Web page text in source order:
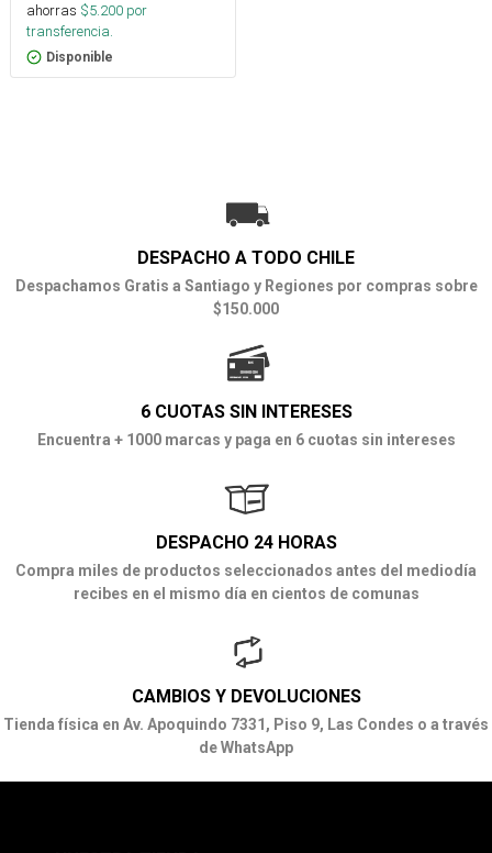
ahorras $5.200 por
transferencia.
Disponible
DESPACHO A TODO CHILE
Despachamos Gratis a Santiago y Regiones por compras sobre
$150.000
6 CUOTAS SIN INTERESES
Encuentra + 1000 marcas y paga en 6 cuotas sin intereses
DESPACHO 24 HORAS
Compra miles de productos seleccionados antes del mediodía
recibes en el mismo día en cientos de comunas
CAMBIOS Y DEVOLUCIONES
Tienda física en Av. Apoquindo 7331, Piso 9, Las Condes o a través
de WhatsApp